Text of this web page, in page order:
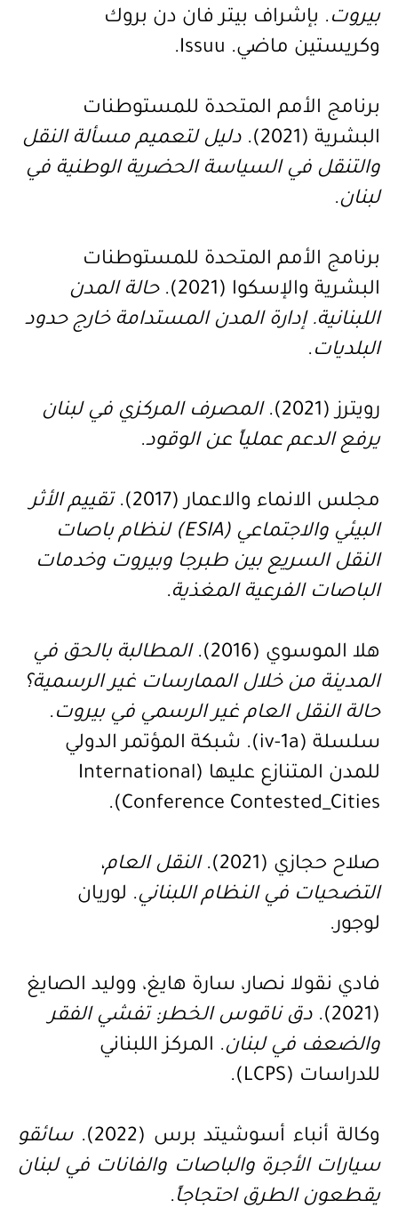
بيروت . بإشراف بيتر فان دن بروك
وكريستين ماضي. Issuu
.
برنامج الأمم المتحدة للمستوطنات
البشرية (2021).
دليل لتعميم مسألة النقل
والتنقل في السياسة الحضرية الوطنية في
لبنان.
برنامج الأمم المتحدة للمستوطنات
البشرية والإسكوا (2021).
حالة المدن
اللبنانية. إدارة المدن المستدامة خارج حدود
البلديات .
رويترز (2021).
المصرف المركزي في لبنان
يرفع الدعم عملياً عن الوقود.
مجلس الانماء والاعمار (2017).
تقييم الأثر
البيئي والاجتماعي (ESIA)لنظام باصات
النقل السريع بين طبرجا وبيروت وخدمات
الباصات الفرعية المغذية.
هلا الموسوي (2016).
المطالبة بالحق في
المدينة من خلال الممارسات غير الرسمية؟
حالة النقل العام غير الرسمي في بيروت .
سلسلة (iv-1a
). شبكة المؤتمر الدولي
للمدن المتنازع عليها (International
Conference Contested_Cities
).
صلاح حجازي (2021).
النقل العام،
التضحيات في النظام اللبناني. لوريان
لوجور.
فادي نقولا نصار، سارة هايغ، ووليد الصايغ
(2021).
دق ناقوس الخطر: تفشي الفقر
والضعف في لبنان. المركز اللبناني
للدراسات (LCPS)
.
وكالة أنباء أسوشيتد برس (2022).
سائقو
سيارات الأجرة والباصات والفانات في لبنان
يقطعون الطرق احتجاجاً .